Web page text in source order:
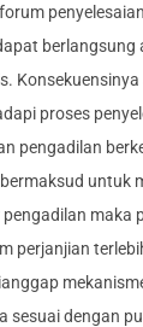
berlangsung
proses
pengadilan
untuk
pengadilan maka
perjanjian
sesuai dengan